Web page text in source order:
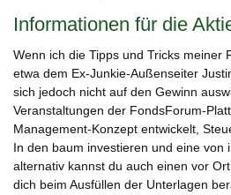
Informationen ​für die
Wenn ich die Tipps und Tricks meiner
etwa dem Ex-Junkie-Außenseiter
sich jedoch nicht auf den Gewinn
Veranstaltungen der FondsForum-
Management-Konzept entwickelt,
In den baum investieren und eine von
alternativ kannst du auch einen vor
dich beim Ausfüllen der Unterlagen